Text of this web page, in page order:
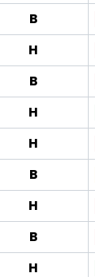
B
H
B
H
H
B
H
B
H